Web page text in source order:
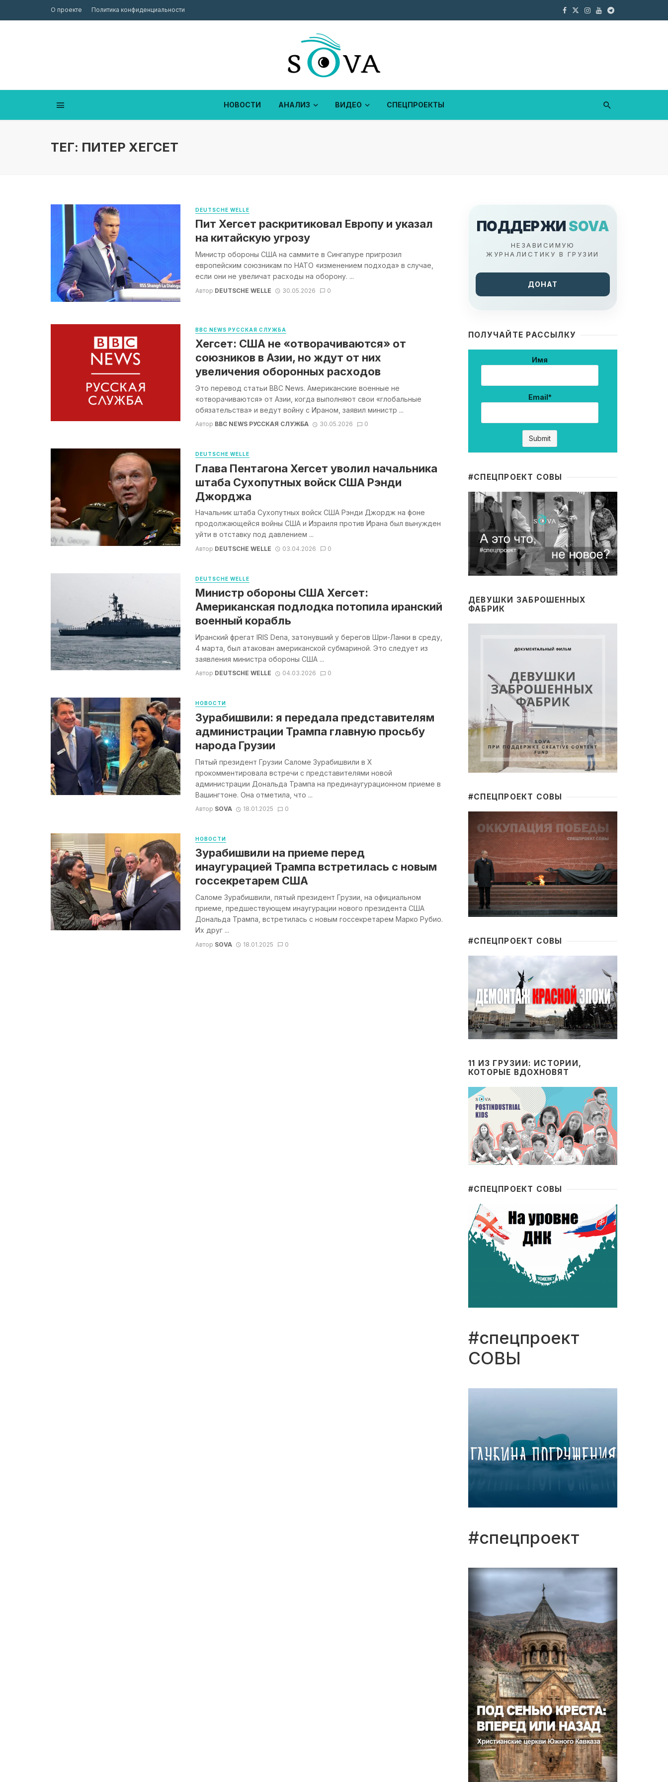
О проекте Политика конфиденциальности
НОВОСТИ АНАЛИЗ ВИДЕО СПЕЦПРОЕКТЫ
ТЕГ: ПИТЕР ХЕГСЕТ
DEUTSCHE WELLE
Пит Хегсет раскритиковал Европу и указал
на китайскую угрозу
Министр обороны США на саммите в Сингапуре пригрозил
европейским союзникам по НАТО «изменением подхода» в случае,
если они не увеличат расходы на оборону. ...
Автор DEUTSCHE WELLE 30.05.2026 0
BBC NEWS РУССКАЯ СЛУЖБА
Хегсет: США не «отворачиваются» от
союзников в Азии, но ждут от них
увеличения оборонных расходов
Это перевод статьи BBC News. Американские военные не
«отворачиваются» от Азии, когда выполняют свои «глобальные
обязательства» и ведут войну с Ираном, заявил министр ...
Автор BBC NEWS РУССКАЯ СЛУЖБА 30.05.2026 0
DEUTSCHE WELLE
Глава Пентагона Хегсет уволил начальника
штаба Сухопутных войск США Рэнди
Джорджа
Начальник штаба Сухопутных войск США Рэнди Джордж на фоне
продолжающейся войны США и Израиля против Ирана был вынужден
уйти в отставку под давлением ...
Автор DEUTSCHE WELLE 03.04.2026 0
DEUTSCHE WELLE
Министр обороны США Хегсет:
Американская подлодка потопила иранский
военный корабль
Иранский фрегат IRIS Dena, затонувший у берегов Шри-Ланки в среду,
4 марта, был атакован американской субмариной. Это следует из
заявления министра обороны США ...
Автор DEUTSCHE WELLE 04.03.2026 0
НОВОСТИ
Зурабишвили: я передала представителям
администрации Трампа главную просьбу
народа Грузии
Пятый президент Грузии Саломе Зурабишвили в Х
прокомментировала встречи с представителями новой
администрации Дональда Трампа на прединаугурационном приеме в
Вашингтоне. Она отметила, что ...
Автор SOVA 18.01.2025 0
НОВОСТИ
Зурабишвили на приеме перед
инаугурацией Трампа встретилась с новым
госсекретарем США
Саломе Зурабишвили, пятый президент Грузии, на официальном
приеме, предшествующем инаугурации нового президента США
Дональда Трампа, встретилась с новым госсекретарем Марко Рубио.
Их друг ...
Автор SOVA 18.01.2025 0
ПОДДЕРЖИ SOVA
НЕЗАВИСИМУЮ
ЖУРНАЛИСТИКУ В ГРУЗИИ
ДОНАТ
ПОЛУЧАЙТЕ РАССЫЛКУ
Имя
Email*
#CПЕЦПРОЕКТ СОВЫ
ДЕВУШКИ ЗАБРОШЕННЫХ
ФАБРИК
#CПЕЦПРОЕКТ СОВЫ
#CПЕЦПРОЕКТ СОВЫ
11 ИЗ ГРУЗИИ: ИСТОРИИ,
КОТОРЫЕ ВДОХНОВЯТ
#CПЕЦПРОЕКТ СОВЫ
#спецпроект
СОВЫ
#спецпроект